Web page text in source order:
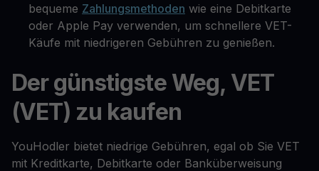
bequeme Zahlungsmethoden wie eine Debitkarte
oder Apple Pay verwenden, um schnellere VET-
Käufe mit niedrigeren Gebühren zu genießen.
Der günstigste Weg, VET
(VET) zu kaufen
YouHodler bietet niedrige Gebühren, egal ob Sie VET
mit Kreditkarte, Debitkarte oder Banküberweisung